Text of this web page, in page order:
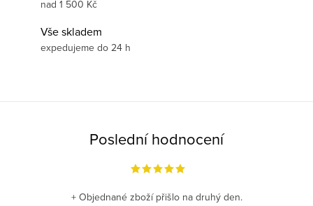
nad 1 500 Kč
Vše skladem
expedujeme do 24 h
Poslední hodnocení
+ Objednané zboží přišlo na druhý den.